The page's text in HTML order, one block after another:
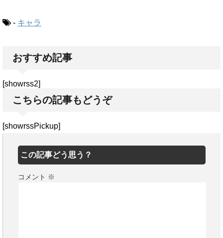
- キャラ
おすすめ記事
[showrss2]
こちらの記事もどうぞ
[showrssPickup]
この記事どう思う？
コメント ※